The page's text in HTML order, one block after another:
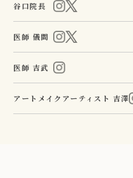
谷口院長
医師 儀間
医師 吉武
アートメイクアーティスト 吉澤